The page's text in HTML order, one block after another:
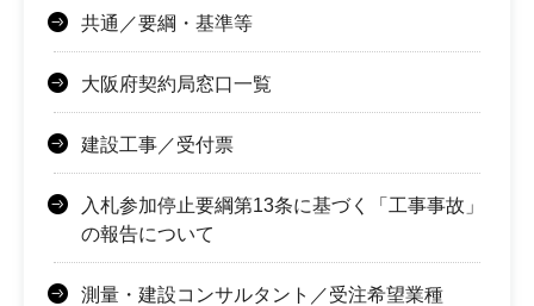
共通／要綱・基準等
大阪府契約局窓口一覧
建設工事／受付票
入札参加停止要綱第13条に基づく「工事事故」
の報告について
測量・建設コンサルタント／受注希望業種